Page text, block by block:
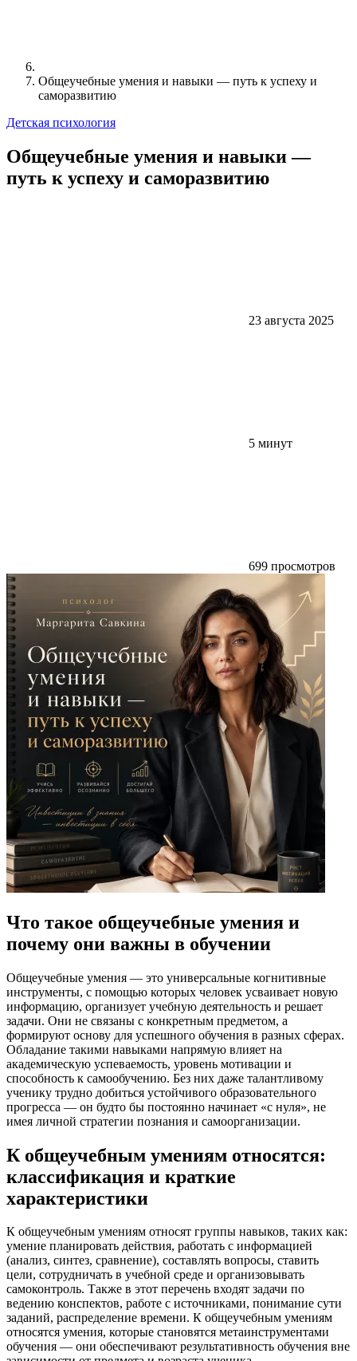
Общеучебные умения и навыки — путь к успеху и
саморазвитию
Детская психология
Общеучебные умения и навыки —
путь к успеху и саморазвитию
23 августа 2025
5 минут
699 просмотров
Что такое общеучебные умения и
почему они важны в обучении
Общеучебные умения — это универсальные когнитивные
инструменты, с помощью которых человек усваивает новую
информацию, организует учебную деятельность и решает
задачи. Они не связаны с конкретным предметом, а
формируют основу для успешного обучения в разных сферах.
Обладание такими навыками напрямую влияет на
академическую успеваемость, уровень мотивации и
способность к самообучению. Без них даже талантливому
ученику трудно добиться устойчивого образовательного
прогресса — он будто бы постоянно начинает «с нуля», не
имея личной стратегии познания и самоорганизации.
К общеучебным умениям относятся:
классификация и краткие
характеристики
К общеучебным умениям относят группы навыков, таких как:
умение планировать действия, работать с информацией
(анализ, синтез, сравнение), составлять вопросы, ставить
цели, сотрудничать в учебной среде и организовывать
самоконтроль. Также в этот перечень входят задачи по
ведению конспектов, работе с источниками, понимание сути
заданий, распределение времени. К общеучебным умениям
относятся умения, которые становятся метаинструментами
обучения — они обеспечивают результативность обучения вне